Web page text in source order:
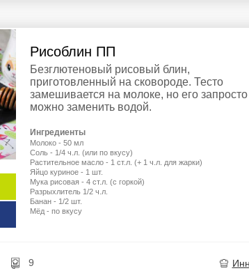
Рисоблин ПП
Безглютеновый рисовый блин,
приготовленный на сковороде. Тесто
замешивается на молоке, но его запросто
можно заменить водой.
Ингредиенты
Молоко - 50 мл
Соль - 1/4 ч.л. (или по вкусу)
Растительное масло - 1 ст.л. (+ 1 ч.л. для жарки)
Яйцо куриное - 1 шт.
Мука рисовая - 4 ст.л. (с горкой)
Разрыхлитель 1/2 ч.л.
Банан - 1/2 шт.
Мёд - по вкусу
9